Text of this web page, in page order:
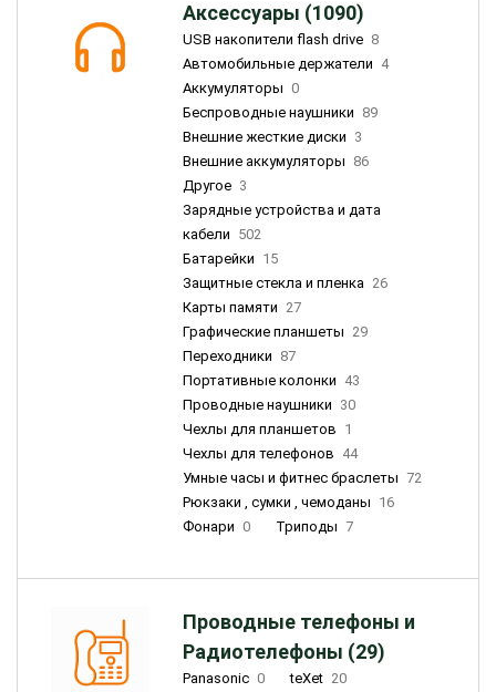
Аксессуары (1090)
USB накопители flash drive 8
Автомобильные держатели 4
Аккумуляторы 0
Беспроводные наушники 89
Внешние жесткие диски 3
Внешние аккумуляторы 86
Другое 3
Зарядные устройства и дата
кабели 502
Батарейки 15
Защитные стекла и пленка 26
Карты памяти 27
Графические планшеты 29
Переходники 87
Портативные колонки 43
Проводные наушники 30
Чехлы для планшетов 1
Чехлы для телефонов 44
Умные часы и фитнес браслеты 72
Рюкзаки , сумки , чемоданы 16
Фонари 0 Триподы 7
Проводные телефоны и
Радиотелефоны (29)
Panasonic 0 teXet 20